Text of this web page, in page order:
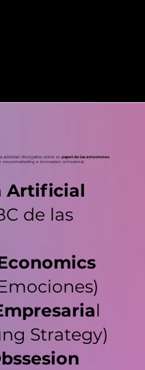
actividad divulgativa sobre el papel de las emociones
neuromarketing e innovación emocional.
Artificial
de las
l
Strategy)